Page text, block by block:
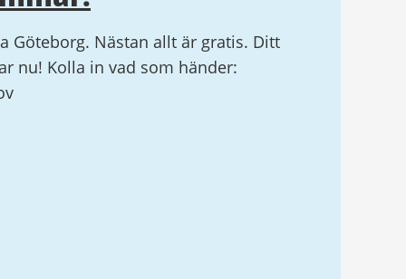
Göteborg. Nästan allt är gratis. Ditt
nu! Kolla in vad som händer: